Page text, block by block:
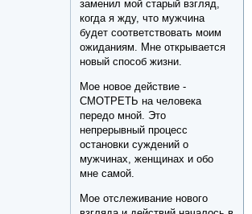
заменил мой старый взгляд,
когда я жду, что мужчина
будет соответствовать моим
ожиданиям. Мне открывается
новый способ жизни.
Мое новое действие -
СМОТРЕТЬ на человека
передо мной. Это
непрерывный процесс
остановки суждений о
мужчинах, женщинах и обо
мне самой.
Мое отслеживание нового